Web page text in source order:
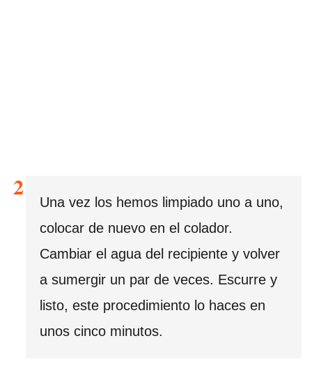
Una vez los hemos limpiado uno a uno,
colocar de nuevo en el colador.
Cambiar el agua del recipiente y volver
a sumergir un par de veces. Escurre y
listo, este procedimiento lo haces en
unos cinco minutos.